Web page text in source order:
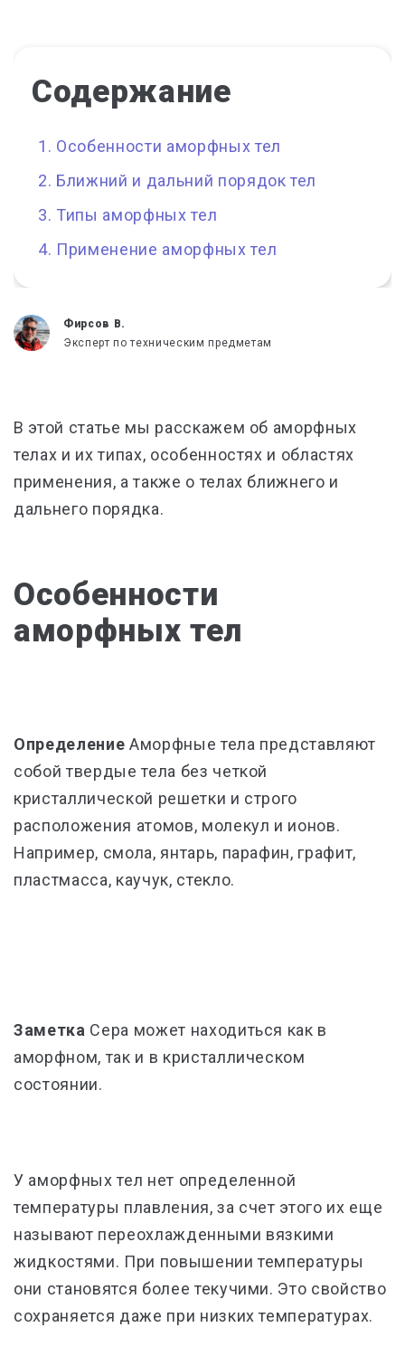
Содержание
Особенности аморфных тел
Ближний и дальний порядок тел
Типы аморфных тел
Применение аморфных тел
Фирсов В.
Эксперт по техническим предметам
В этой статье мы расскажем об аморфных
телах и их типах, особенностях и областях
применения, а также о телах ближнего и
дальнего порядка.
Особенности
аморфных тел
Определение Аморфные тела представляют
собой твердые тела без четкой
кристаллической решетки и строго
расположения атомов, молекул и ионов.
Например, смола, янтарь, парафин, графит,
пластмасса, каучук, стекло.
Заметка Сера может находиться как в
аморфном, так и в кристаллическом
состоянии.
У аморфных тел нет определенной
температуры плавления, за счет этого их еще
называют переохлажденными вязкими
жидкостями. При повышении температуры
они становятся более текучими. Это свойство
сохраняется даже при низких температурах.